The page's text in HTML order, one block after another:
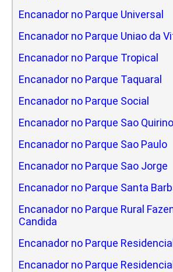
Encanador no Parque Universal
Encanador no Parque Uniao da
Encanador no Parque Tropical
Encanador no Parque Taquaral
Encanador no Parque Social
Encanador no Parque Sao Quirino
Encanador no Parque Sao Paulo
Encanador no Parque Sao Jorge
Encanador no Parque Santa
Encanador no Parque Rural
Candida
Encanador no Parque
Encanador no Parque